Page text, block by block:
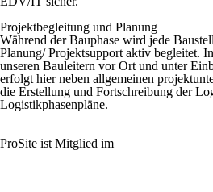
Projektbegleitung und Planung
Während der Bauphase wird jede
Planung/ Projektsupport aktiv begleitet.
unseren Bauleitern vor Ort und unter
erfolgt hier neben allgemeinen
die Erstellung und Fortschreibung der
Logistikphasenpläne.
ProSite ist Mitglied im